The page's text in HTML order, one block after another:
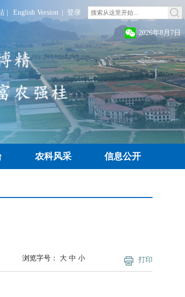
English Version 登录
2026年8月7日
农科风采 信息公开
打印
浏览字号： 大 中 小